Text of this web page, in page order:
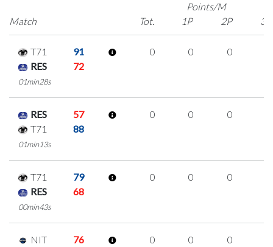
Match
Points/M
Tot.
1P 2P 3P
T71
91
RES
72
01min28s
0 0 0
RES
57
T71
88
01min13s
0 0 0
T71
79
RES
68
00min43s
0 0 0
NIT
76
0 0 0